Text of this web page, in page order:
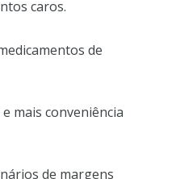
caros.
de
mais conveniência
de margens